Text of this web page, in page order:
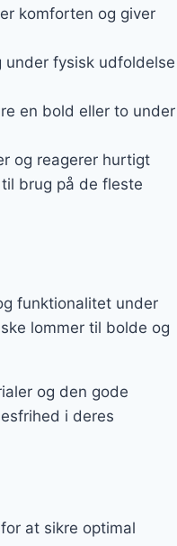
komforten og giver
under fysisk udfoldelse
en bold eller to under
og reagerer hurtigt
brug på de fleste
funktionalitet under
lommer til bolde og
og den gode
i deres
at sikre optimal